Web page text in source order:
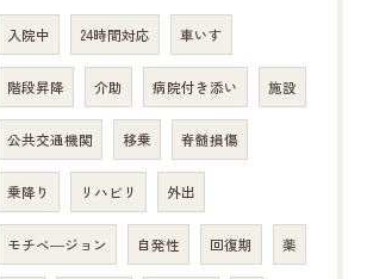
入院中 24時間対応 車いす
階段昇降 介助 病院付き添い 施設
公共交通機関 移乗 脊髄損傷
乗降り リハビリ 外出
モチベ―ジョン 自発性 回復期 薬